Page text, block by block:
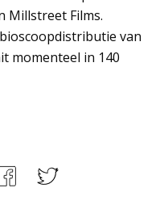
Millstreet Films.
van
momenteel in 140